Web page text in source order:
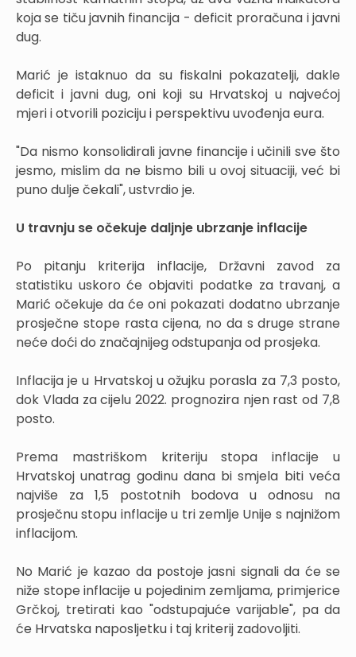
koja se tiču javnih financija - deficit proračuna i javni
dug.
Marić je istaknuo da su fiskalni pokazatelji, dakle
deficit i javni dug, oni koji su Hrvatskoj u najvećoj
mjeri i otvorili poziciju i perspektivu uvođenja eura.
"Da nismo konsolidirali javne financije i učinili sve što
jesmo, mislim da ne bismo bili u ovoj situaciji, već bi
puno dulje čekali", ustvrdio je.
U travnju se očekuje daljnje ubrzanje inflacije
Po pitanju kriterija inflacije, Državni zavod za
statistiku uskoro će objaviti podatke za travanj, a
Marić očekuje da će oni pokazati dodatno ubrzanje
prosječne stope rasta cijena, no da s druge strane
neće doći do značajnijeg odstupanja od prosjeka.
Inflacija je u Hrvatskoj u ožujku porasla za 7,3 posto,
dok Vlada za cijelu 2022. prognozira njen rast od 7,8
posto.
Prema mastriškom kriteriju stopa inflacije u
Hrvatskoj unatrag godinu dana bi smjela biti veća
najviše za 1,5 postotnih bodova u odnosu na
prosječnu stopu inflacije u tri zemlje Unije s najnižom
inflacijom.
No Marić je kazao da postoje jasni signali da će se
niže stope inflacije u pojedinim zemljama, primjerice
Grčkoj, tretirati kao "odstupajuće varijable", pa da
će Hrvatska naposljetku i taj kriterij zadovoljiti.